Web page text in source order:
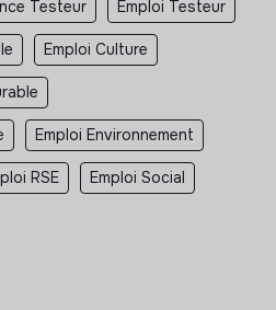
Testeur Emploi Testeur
Emploi Culture
Emploi Environnement
RSE Emploi Social